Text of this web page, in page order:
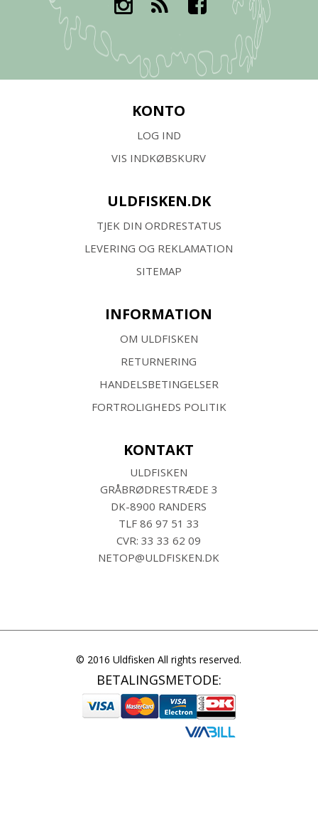
KONTO
LOG IND
VIS INDKØBSKURV
ULDFISKEN.DK
TJEK DIN ORDRESTATUS
LEVERING OG REKLAMATION
SITEMAP
INFORMATION
OM ULDFISKEN
RETURNERING
HANDELSBETINGELSER
FORTROLIGHEDS POLITIK
KONTAKT
ULDFISKEN
GRÅBRØDRESTRÆDE 3
DK-8900 RANDERS
TLF 86 97 51 33
CVR: 33 33 62 09
NETOP@ULDFISKEN.DK
© 2016 Uldfisken All rights reserved.
BETALINGSMETODE: